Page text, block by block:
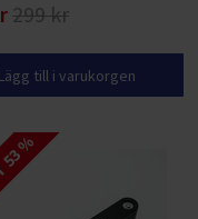
299 kr
Lägg till i varukorgen
%